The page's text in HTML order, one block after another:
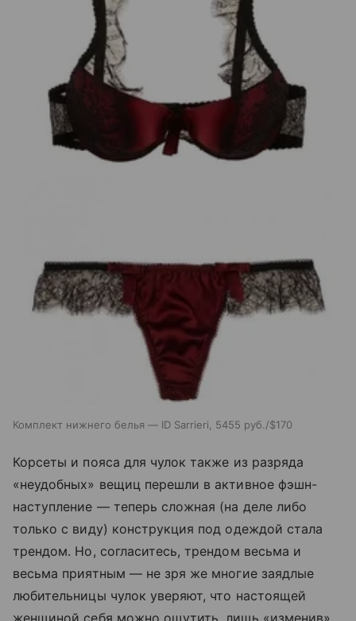
Комплект нижнего белья — ID Sarrieri, 5455 руб./$170
Корсеты и пояса для чулок также из разряда
«неудобных» вещиц перешли в активное фэшн-
наступление — теперь сложная (на деле либо
только с виду) конструкция под одеждой стала
трендом. Но, согласитесь, трендом весьма и
весьма приятным — не зря же многие заядлые
любительницы чулок уверяют, что настоящей
женщиной себя можно ощутить, лишь «изменив»